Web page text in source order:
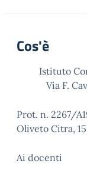
Cos'è
Istituto
Via F.
Prot. n. 2267/
Oliveto Citra,
Ai docenti